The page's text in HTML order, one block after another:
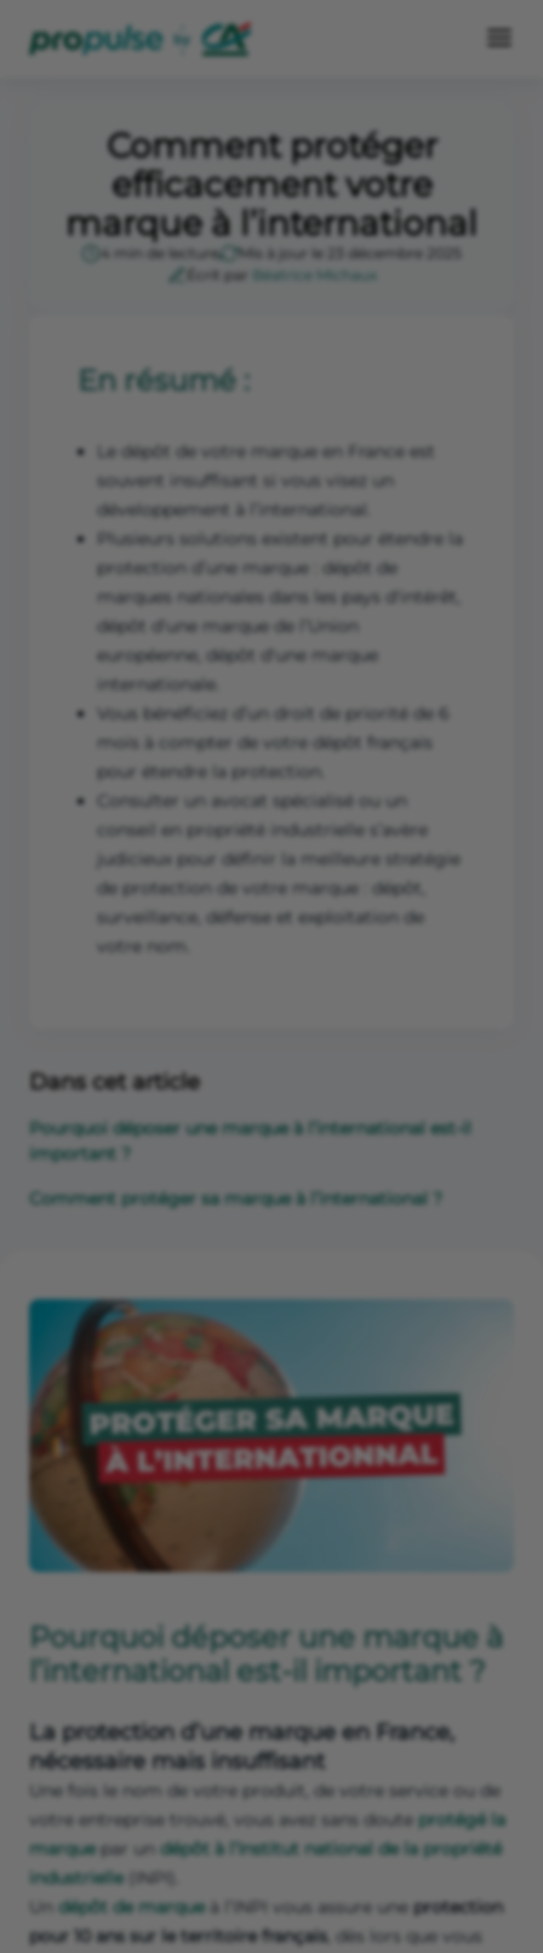
Comment protéger
efficacement votre
marque à l’international
4 min de lecture
Mis à jour le 23 décembre 2025
Écrit par
Béatrice Michaux
En résumé :
Le dépôt de votre marque en France est
souvent insuffisant si vous visez un
développement à l’international.
Plusieurs solutions existent pour étendre la
protection d’une marque : dépôt de
marques nationales dans les pays d'intérêt,
dépôt d'une marque de l’Union
européenne, dépôt d'une marque
internationale.
Vous bénéficiez d’un droit de priorité de 6
mois à compter de votre dépôt français
pour étendre la protection.
Consulter un avocat spécialisé ou un
conseil en propriété industrielle s’avère
judicieux pour définir la meilleure stratégie
de protection de votre marque : dépôt,
surveillance, défense et exploitation de
votre nom.
Dans cet article
Pourquoi déposer une marque à l’international est-il
important ?
Comment protéger sa marque à l’international ?
Pourquoi déposer une marque à
l’international est-il important ?
La protection d’une marque en France,
nécessaire mais insuffisant
Une fois le nom de votre produit, de votre service ou de
votre entreprise trouvé, vous avez sans doute protégé la
marquepar un dépôt à l’Institut national de la propriété
industrielle(INPI).
Un dépôt de marqueà l’INPI vous assure une protection
pour 10 ans sur le territoire français, dès lors que vous